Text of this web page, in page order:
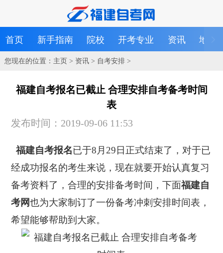
首页 新手指南 院校 开考专业 资讯 地区
您现在的位置： 主页> 资讯> 自考安排>
福建自考报名已截止 合理安排自考备考时间
表
发布时间：2019-09-06 11:53
福建自考报名已于8月29日正式结束了，对于已
经成功报名的考生来说，现在就要开始认真复习
备考资料了，合理的安排备考时间，下面福建自
考网也为大家制订了一份备考冲刺安排时间表，
希望能够帮助到大家。